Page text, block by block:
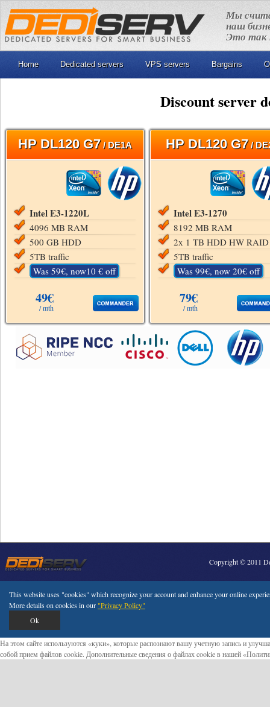
Мы
наш
Это так
Home Dedicated servers VPS servers Bargains
Discount server
HP DL120 G7/ DE1A
Intel E3-1220L
4096 MB RAM
500 GB HDD
5TB traffic
Was 59€, now10 € off
49€
/ mth
HP DL120 G7/
Intel E3-1270
8192 MB RAM
2x 1 TB HDD HW RAID
5TB traffic
Was 99€, now 20€ off
79€
/ mth
Copyright © 2011
This website uses "cookies" which recognize your account and enhance your online
More details on cookies in our "Privacy Policy"
Ok
На этом сайте используются «куки», которые распознают вашу учетную запись и
собой прием файлов cookie. Дополнительные сведения о файлах cookie в нашей